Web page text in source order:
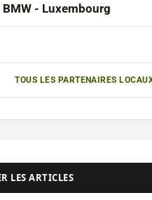
- Luxembourg
TOUS LES PARTENAIRES
LES ARTICLES